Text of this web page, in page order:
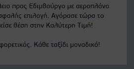
προς Εδιμβούργο με αεροπλάνο
επιλογή. Αγόρασε τώρα το
θέση στην Καλύτερη Τιμή!
Κάθε ταξίδι μοναδικό!